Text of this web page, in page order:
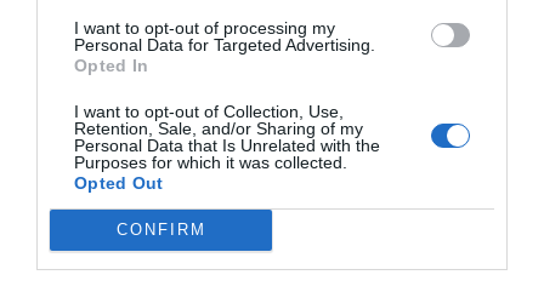
I want to opt-out of processing my
Personal Data for Targeted Advertising.
Opted In
I want to opt-out of Collection, Use,
Retention, Sale, and/or Sharing of my
Personal Data that Is Unrelated with the
Purposes for which it was collected.
Opted Out
CONFIRM